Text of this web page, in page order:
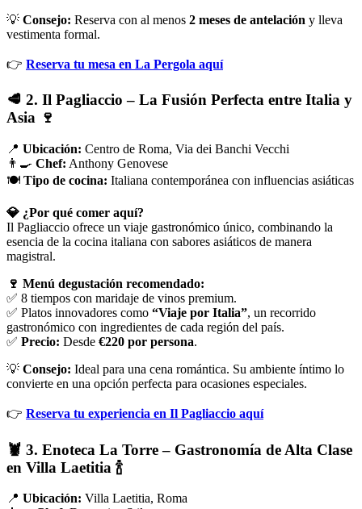
💡 Consejo: Reserva con al menos 2 meses de antelación y lleva
vestimenta formal.
👉 Reserva tu mesa en La Pergola aquí
🥩 2. Il Pagliaccio – La Fusión Perfecta entre Italia y
Asia 🍷
📍 Ubicación: Centro de Roma, Via dei Banchi Vecchi
👨‍🍳 Chef: Anthony Genovese
🍽️ Tipo de cocina: Italiana contemporánea con influencias asiáticas
💎 ¿Por qué comer aquí?
Il Pagliaccio ofrece un viaje gastronómico único, combinando la
esencia de la cocina italiana con sabores asiáticos de manera
magistral.
🍷 Menú degustación recomendado:
✅ 8 tiempos con maridaje de vinos premium.
✅ Platos innovadores como “Viaje por Italia”, un recorrido
gastronómico con ingredientes de cada región del país.
✅ Precio: Desde €220 por persona.
💡 Consejo: Ideal para una cena romántica. Su ambiente íntimo lo
convierte en una opción perfecta para ocasiones especiales.
👉 Reserva tu experiencia en Il Pagliaccio aquí
🦞 3. Enoteca La Torre – Gastronomía de Alta Clase
en Villa Laetitia 🍾
📍 Ubicación: Villa Laetitia, Roma